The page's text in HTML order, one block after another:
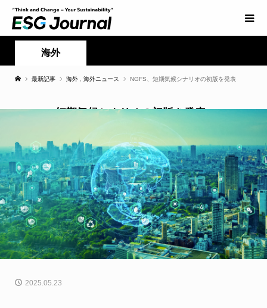
海外
最新記事 海外 海外ニュース NGFS、短期気候シナリオの初版を発表
NGFS、短期気候シナリオの初版を発表
2025.05.23